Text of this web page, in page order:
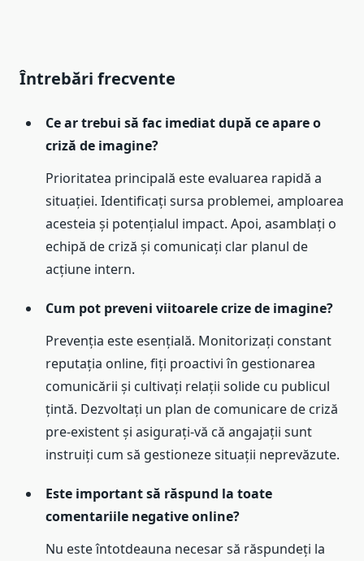
Întrebări frecvente
Ce ar trebui să fac imediat după ce apare o
criză de imagine?
Prioritatea principală este evaluarea rapidă a
situației. Identificați sursa problemei, amploarea
acesteia și potențialul impact. Apoi, asamblați o
echipă de criză și comunicați clar planul de
acțiune intern.
Cum pot preveni viitoarele crize de imagine?
Prevenția este esențială. Monitorizați constant
reputația online, fiți proactivi în gestionarea
comunicării și cultivați relații solide cu publicul
țintă. Dezvoltați un plan de comunicare de criză
pre-existent și asigurați-vă că angajații sunt
instruiți cum să gestioneze situații neprevăzute.
Este important să răspund la toate
comentariile negative online?
Nu este întotdeauna necesar să răspundeți la